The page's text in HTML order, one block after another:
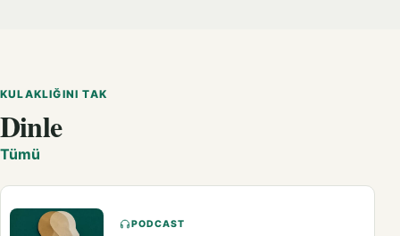
KULAKLIĞINI TAK
Dinle
Tümü
PODCAST